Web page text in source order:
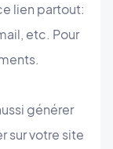
lien partout:
etc. Pour
générer
sur votre site